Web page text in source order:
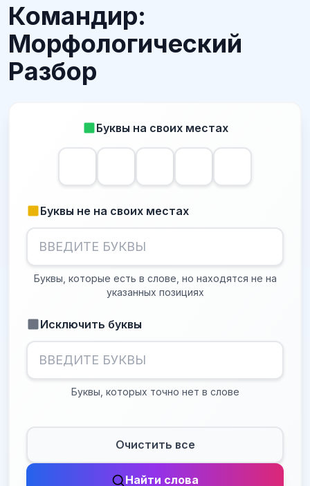
Командир:
Морфологический
Разбор
Буквы на своих местах
Буквы не на своих местах
Буквы, которые есть в слове, но находятся не на
указанных позициях
Исключить буквы
Буквы, которых точно нет в слове
Очистить все
Найти слова